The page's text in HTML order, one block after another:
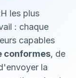
les plus
: chaque
capables
conformes, de
la